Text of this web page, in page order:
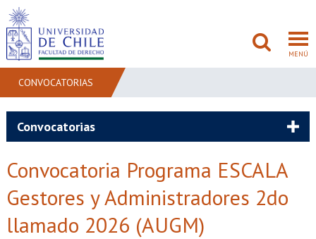
MENÚ
POSTGRADO
ADMISIÓN
CONVOCATORIAS
Convocatorias
Convocatoria Programa ESCALA
Gestores y Administradores 2do
llamado 2026 (AUGM)